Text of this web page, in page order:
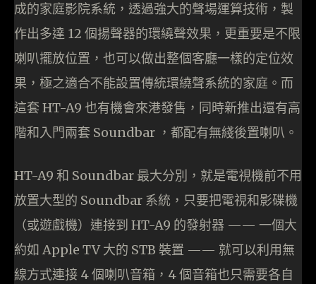
成的家庭影院系統，透過強大的聲場運算技術，製
作出多達 12 個揚聲器的環繞聲效果，更重要是不限
喇叭擺放位置，也可以做出整個客廳一樣的定位效
果，極之適合不能設置傳統環繞聲系統的家庭。而
這套 HT-A9 也有機會來港發售，同時新推出還有高
階和入門兩套 Soundbar ，都配有無綫後置喇叭。
HT-A9 和 Soundbar 最大分別，就是電視機前不用
放置大型的 Soundbar 系統，只要把電視和影碟機
（或遊戲機）連接到 HT-A9 的發射器 —— 一個大
約如 Apple TV 大的 STB 裝置 —— 就可以利用無
線方式連接 4 個喇叭音箱，4 個音箱也只需要各自